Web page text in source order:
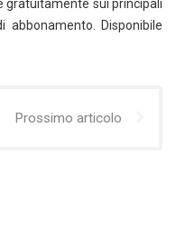
gratuitamente sui principali
Disponibile
Prossimo articolo